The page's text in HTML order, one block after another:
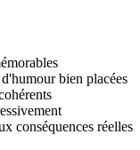
bien placées
conséquences réelles